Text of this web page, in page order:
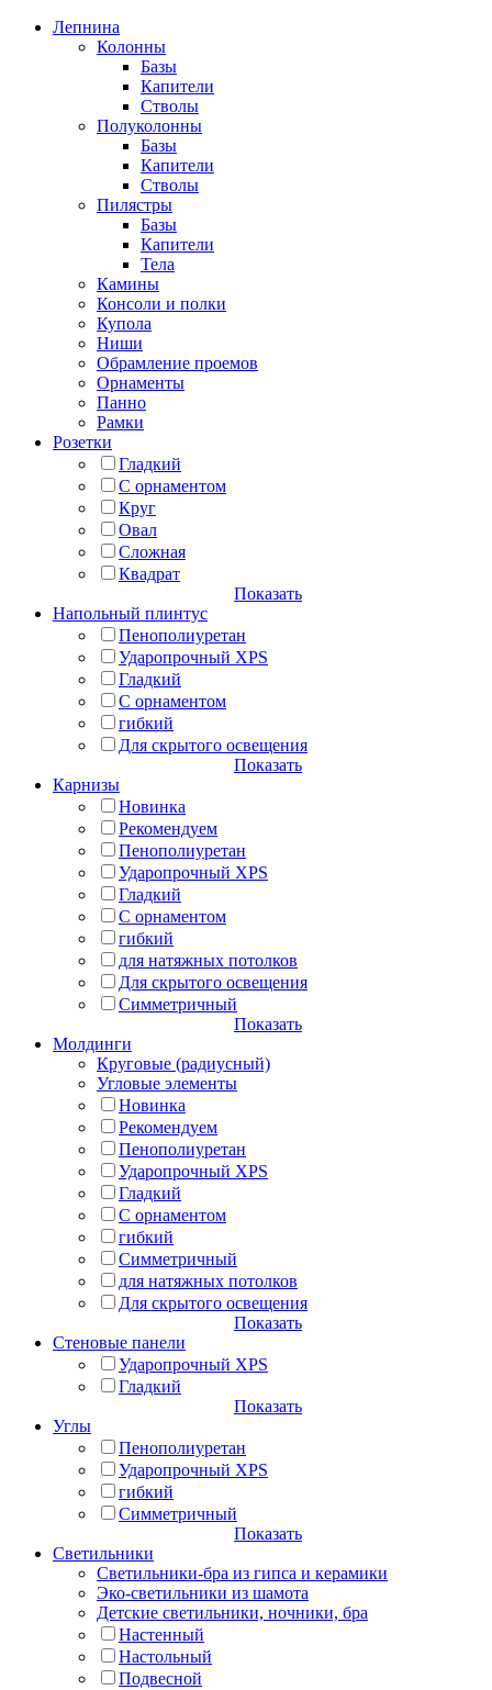
Лепнина
Колонны
Базы
Капители
Стволы
Полуколонны
Базы
Капители
Стволы
Пилястры
Базы
Капители
Тела
Камины
Консоли и полки
Купола
Ниши
Обрамление проемов
Орнаменты
Панно
Рамки
Розетки
Гладкий
С орнаментом
Круг
Овал
Сложная
Квадрат
Показать
Напольный плинтус
Пенополиуретан
Ударопрочный XPS
Гладкий
С орнаментом
гибкий
Для скрытого освещения
Показать
Карнизы
Новинка
Рекомендуем
Пенополиуретан
Ударопрочный XPS
Гладкий
С орнаментом
гибкий
для натяжных потолков
Для скрытого освещения
Симметричный
Показать
Молдинги
Круговые (радиусный)
Угловые элементы
Новинка
Рекомендуем
Пенополиуретан
Ударопрочный XPS
Гладкий
С орнаментом
гибкий
Симметричный
для натяжных потолков
Для скрытого освещения
Показать
Стеновые панели
Ударопрочный XPS
Гладкий
Показать
Углы
Пенополиуретан
Ударопрочный XPS
гибкий
Симметричный
Показать
Светильники
Светильники-бра из гипса и керамики
Эко-светильники из шамота
Детские светильники, ночники, бра
Настенный
Настольный
Подвесной